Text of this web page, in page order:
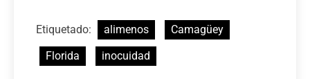
Etiquetado: alimenos
Camagüey
Florida
inocuidad